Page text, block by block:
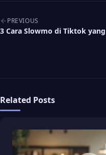
Post navigation
PREVIOUS
3 Cara Slowmo di Tiktok
Related Posts